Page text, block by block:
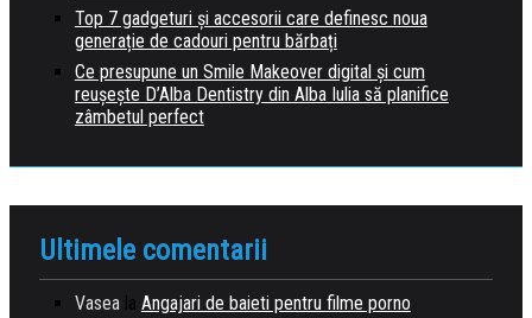
Top 7 gadgeturi și accesorii care definesc noua
generație de cadouri pentru bărbați
Ce presupune un Smile Makeover digital și cum
reușește D’Alba Dentistry din Alba Iulia să planifice
zâmbetul perfect
Ultimele comentarii
Vaseala Angajari de baieti pentru filme porno